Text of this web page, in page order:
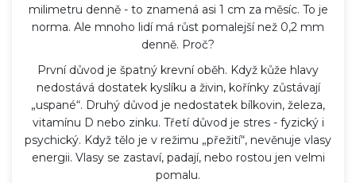
milimetru denně - to znamená asi 1 cm za měsíc. To je
norma. Ale mnoho lidí má růst pomalejší než 0,2 mm
denně. Proč?
První důvod je špatný krevní oběh. Když kůže hlavy
nedostává dostatek kyslíku a živin, kořínky zůstávají
„uspané“. Druhý důvod je nedostatek bílkovin, železa,
vitamínu D nebo zinku. Třetí důvod je stres - fyzický i
psychický. Když tělo je v režimu „přežití“, nevěnuje vlasy
energii. Vlasy se zastaví, padají, nebo rostou jen velmi
pomalu.